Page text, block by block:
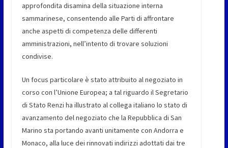
approfondita disamina della situazione interna
sammarinese, consentendo alle Parti di affrontare
anche aspetti di competenza delle differenti
amministrazioni, nell’intento di trovare soluzioni
condivise.
Un focus particolare è stato attribuito al negoziato in
corso con l’Unione Europea; a tal riguardo il Segretario
di Stato Renzi ha illustrato al collega italiano lo stato di
avanzamento del negoziato che la Repubblica di San
Marino sta portando avanti unitamente con Andorra e
Monaco, alla luce dei rinnovati indirizzi adottati dai tre